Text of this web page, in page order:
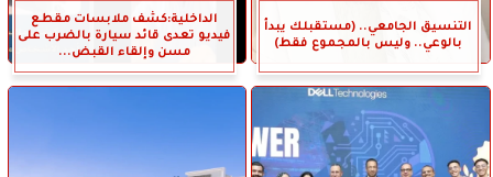
التنسيق الجامعي.. (مستقبلك يبدأ
بالوعي.. وليس بالمجموع فقط)
الداخلية:كشف ملابسات مقطع
فيديو تعدى قائد سيارة بالضرب على
مسن وإلقاء القبض...